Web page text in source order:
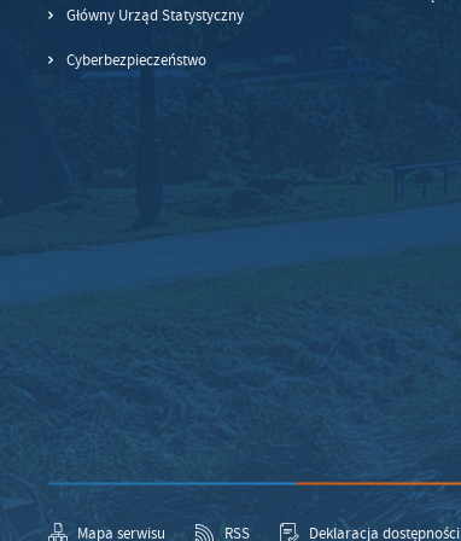
Główny Urząd Statystyczny
Cyberbezpieczeństwo
Mapa serwisu RSS Deklaracja dostępności